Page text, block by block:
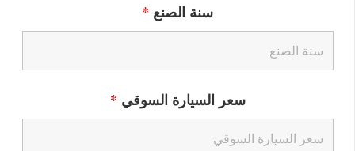
سنة الصنع *
سعر السيارة السوقي *